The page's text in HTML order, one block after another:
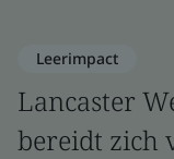
Leerimpact
Lancaster
bereidt zich